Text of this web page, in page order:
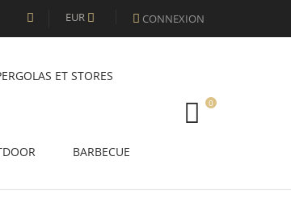
 EUR  CONNEXION
ET STORES
BARBECUE
0